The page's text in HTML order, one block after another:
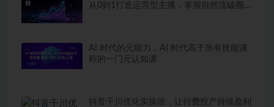
从0到1打造运营型主播，掌握自然流破圈与
AI 时代的‮能元‬力，AI 时代高‮所于‬有技能课
程‮一的‬门元‮知认‬课
抖音千川优化实操班，让付费投产持续盈利